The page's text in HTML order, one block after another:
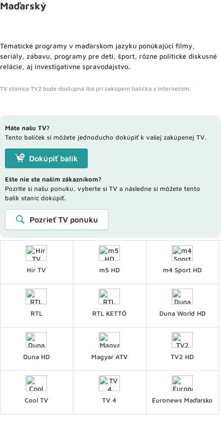
Maďarský
Tématické programy v maďarskom jazyku ponúkajúci filmy,
seriály, zábavu, programy pre deti, šport, rôzne politické diskusné
relácie, aj investigatívne spravodajstvo.
TV stanica TV2 bude dostupná iba pri zakúpení balíčka s internetom.
Máte našu TV?
Tento balíček si môžete jednoducho dokúpiť k vašej zakúpenej TV.
Dokúpiť balík
Ešte nie ste našim zákazníkom?
Pozrite si našu ponuku, vyberte si TV a následne si môžete tento
balík staníc dokúpiť.
Pozrieť TV ponuku
Hír TV m5 HD m4 Sport HD
RTL RTL KETTŐ Duna World HD
Duna HD Magyar ATV TV2 HD
Cool TV TV 4 Euronews Maďarsko